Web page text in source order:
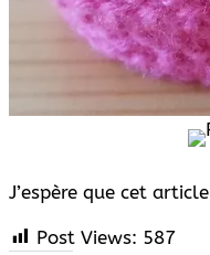
J’espère que cet
Post Views: 587